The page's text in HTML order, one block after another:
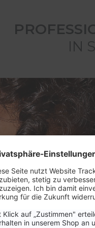
IN
Bald wieder
(3)
Vegan Anti